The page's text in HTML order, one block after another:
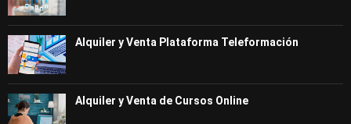
Alquiler y Venta Plataforma Teleformación
Alquiler y Venta de Cursos Online